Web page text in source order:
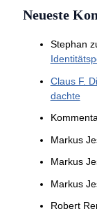
Neueste
Stephan
Claus F.
dachte
Markus
Markus
Markus
Robert